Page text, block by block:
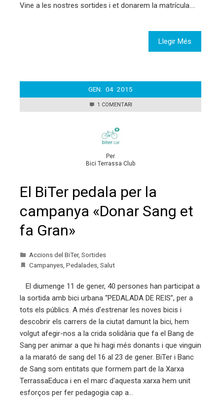
Vine a les nostres sortides i et donarem la matrícula.…
Llegir Més
GEN. 04 2015
1 COMENTARI
Per
Bici Terrassa Club
El BiTer pedala per la
campanya «Donar Sang et
fa Gran»
Accions del BiTer, Sortides
Campanyes Pedalades Salut
El diumenge 11 de gener, 40 persones han participat a
la sortida amb bici urbana “PEDALADA DE REIS”, per a
tots els públics. A més d'estrenar les noves bicis i
descobrir els carrers de la ciutat damunt la bici, hem
volgut afegir-nos a la crida solidària que fa el Bang de
Sang per animar a que hi hagi més donants i que vinguin
a la marató de sang del 16 al 23 de gener. BiTer i Banc
de Sang som entitats que formem part de la Xarxa
TerrassaEduca i en el marc d'aquesta xarxa hem unit
esforços per fer pedagogia cap a…